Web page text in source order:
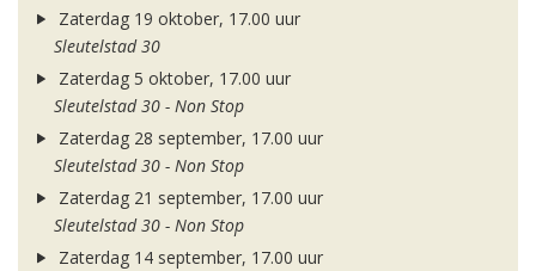
Zaterdag 19 oktober, 17.00 uur
Sleutelstad 30
Zaterdag 5 oktober, 17.00 uur
Sleutelstad 30 - Non Stop
Zaterdag 28 september, 17.00 uur
Sleutelstad 30 - Non Stop
Zaterdag 21 september, 17.00 uur
Sleutelstad 30 - Non Stop
Zaterdag 14 september, 17.00 uur